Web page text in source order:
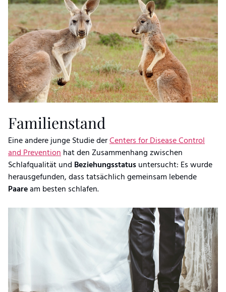
Familienstand
Eine andere junge Studie derCenters for Disease Control
and Preventionhat den Zusammenhang zwischen
Schlafqualität und Beziehungsstatusuntersucht: Es wurde
herausgefunden, dass tatsächlich gemeinsam lebende
Paaream besten schlafen.